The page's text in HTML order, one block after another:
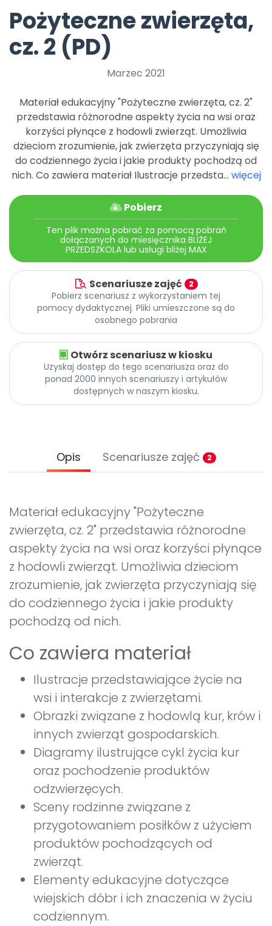
Pomoc
Promocje
Pożyteczne zwierzęta,
cz. 2 (PD)
Marzec 2021
Materiał edukacyjny "Pożyteczne zwierzęta, cz. 2"
przedstawia różnorodne aspekty życia na wsi oraz
korzyści płynące z hodowli zwierząt. Umożliwia
dzieciom zrozumienie, jak zwierzęta przyczyniają się
do codziennego życia i jakie produkty pochodzą od
nich. Co zawiera materiał Ilustracje przedsta... więcej
Pobierz
Ten plik można pobrać za pomocą pobrań
dołączanych do miesięcznika BLIŻEJ
PRZEDSZKOLA lub usługi bliżej MAX
Scenariusze zajęć 2
Pobierz scenariusz z wykorzystaniem tej
pomocy dydaktycznej. Pliki umieszczone są do
osobnego pobrania
Otwórz scenariusz w kiosku
Uzyskaj dostęp do tego scenariusza oraz do
ponad 2000 innych scenariuszy i artykułów
dostępnych w naszym kiosku.
Opis Scenariusze zajęć 2
Materiał edukacyjny "Pożyteczne
zwierzęta, cz. 2" przedstawia różnorodne
aspekty życia na wsi oraz korzyści płynące
z hodowli zwierząt. Umożliwia dzieciom
zrozumienie, jak zwierzęta przyczyniają się
do codziennego życia i jakie produkty
pochodzą od nich.
Co zawiera materiał
Ilustracje przedstawiające życie na
wsi i interakcje z zwierzętami.
Obrazki związane z hodowlą kur, krów i
innych zwierząt gospodarskich.
Diagramy ilustrujące cykl życia kur
oraz pochodzenie produktów
odzwierzęcych.
Sceny rodzinne związane z
przygotowaniem posiłków z użyciem
produktów pochodzących od
zwierząt.
Elementy edukacyjne dotyczące
wiejskich dóbr i ich znaczenia w życiu
codziennym.